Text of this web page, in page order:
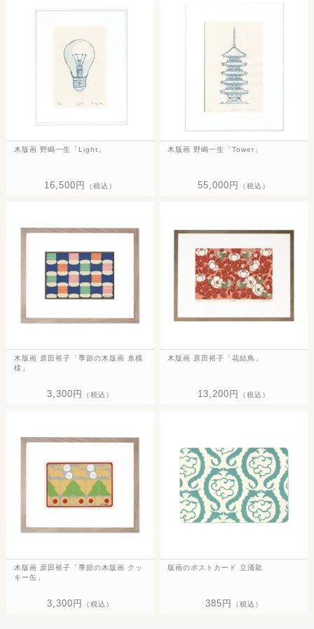
木版画 野嶋一生「Light」
16,500円 （税込）
木版画 野嶋一生「Tower」
55,000円 （税込）
木版画 原田裕子「季節の木版画 糸模
様」
3,300円 （税込）
木版画 原田裕子「花結鳥」
13,200円 （税込）
木版画 原田裕子「季節の木版画 クッ
キー缶」
3,300円 （税込）
版画のポストカード 立涌龍
385円 （税込）